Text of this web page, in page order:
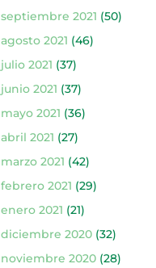
septiembre 2021 (50)
agosto 2021 (46)
julio 2021 (37)
junio 2021 (37)
mayo 2021 (36)
abril 2021 (27)
marzo 2021 (42)
febrero 2021 (29)
enero 2021 (21)
diciembre 2020(32)
noviembre 2020(28)